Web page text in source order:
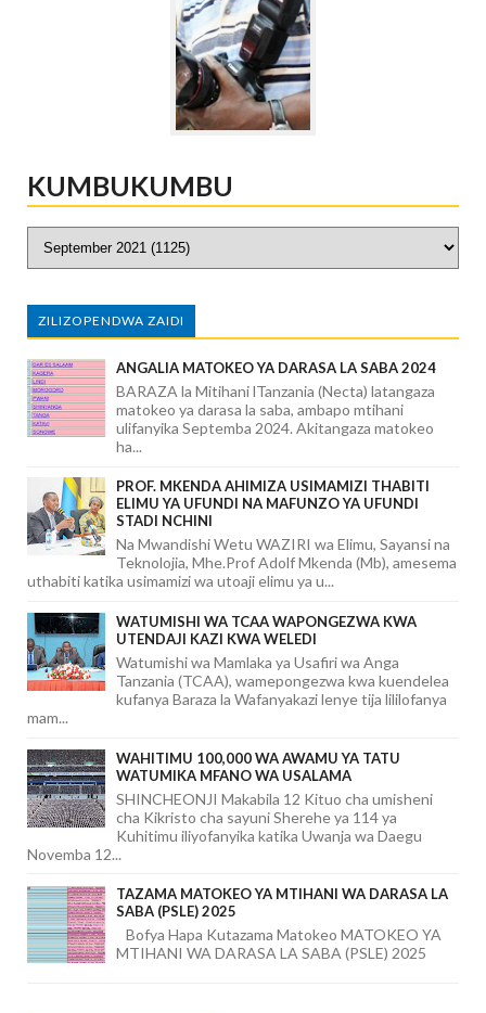
KUMBUKUMBU
ZILIZOPENDWA ZAIDI
ANGALIA MATOKEO YA DARASA LA SABA 2024
BARAZA la Mitihani lTanzania (Necta) latangaza
matokeo ya darasa la saba, ambapo mtihani
ulifanyika Septemba 2024. Akitangaza matokeo
ha...
PROF. MKENDA AHIMIZA USIMAMIZI THABITI
ELIMU YA UFUNDI NA MAFUNZO YA UFUNDI
STADI NCHINI
Na Mwandishi Wetu WAZIRI wa Elimu, Sayansi na
Teknolojia, Mhe.Prof Adolf Mkenda (Mb), amesema
uthabiti katika usimamizi wa utoaji elimu ya u...
WATUMISHI WA TCAA WAPONGEZWA KWA
UTENDAJI KAZI KWA WELEDI
Watumishi wa Mamlaka ya Usafiri wa Anga
Tanzania (TCAA), wamepongezwa kwa kuendelea
kufanya Baraza la Wafanyakazi lenye tija lililofanya
mam...
WAHITIMU 100,000 WA AWAMU YA TATU
WATUMIKA MFANO WA USALAMA
SHINCHEONJI Makabila 12 Kituo cha umisheni
cha Kikristo cha sayuni Sherehe ya 114 ya
Kuhitimu iliyofanyika katika Uwanja wa Daegu
Novemba 12...
TAZAMA MATOKEO YA MTIHANI WA DARASA LA
SABA (PSLE) 2025
Bofya Hapa Kutazama Matokeo MATOKEO YA
MTIHANI WA DARASA LA SABA (PSLE) 2025